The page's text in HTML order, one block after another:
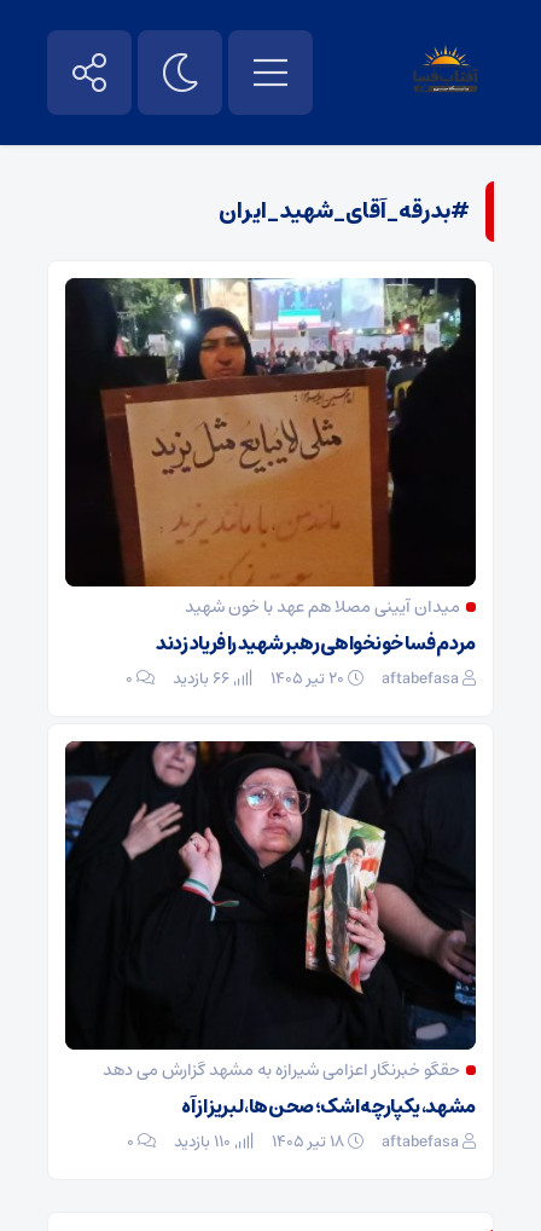
#بدرقه_آقای_شهید_ایران
میدان آیینی مصلا هم عهد با خون شهيد
مردم فسا خونخواهی رهبر شهید را فریاد زدند
aftabefasa ۰
حقگو خبرنگار اعزامی شیرازه به مشهد گزارش می دهد
مشهد، یکپارچه اشک؛ صحن‌ها، لبریز از آه
aftabefasa ۰